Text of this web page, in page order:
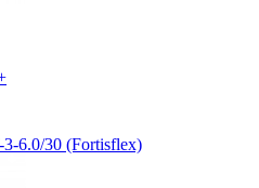
6.0/30 (Fortisflex)